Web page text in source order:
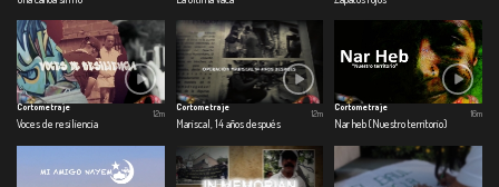
Cortometraje
Voces de resiliencia
12m
Cortometraje
Mariscal, 14 años después
12m
Cortometraje
Nar heb (Nuestro territorio)
16m